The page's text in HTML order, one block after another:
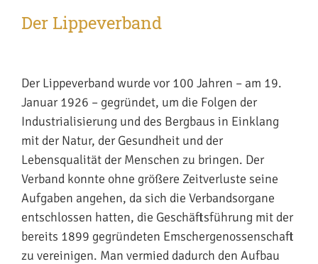
Der Lippeverband
Der Lippeverband wurde vor 100 Jahren – am 19.
Januar 1926 – gegründet, um die Folgen der
Industrialisierung und des Bergbaus in Einklang
mit der Natur, der Gesundheit und der
Lebensqualität der Menschen zu bringen. Der
Verband konnte ohne größere Zeitverluste seine
Aufgaben angehen, da sich die Verbandsorgane
entschlossen hatten, die Geschäftsführung mit der
bereits 1899 gegründeten Emschergenossenschaft
zu vereinigen. Man vermied dadurch den Aufbau